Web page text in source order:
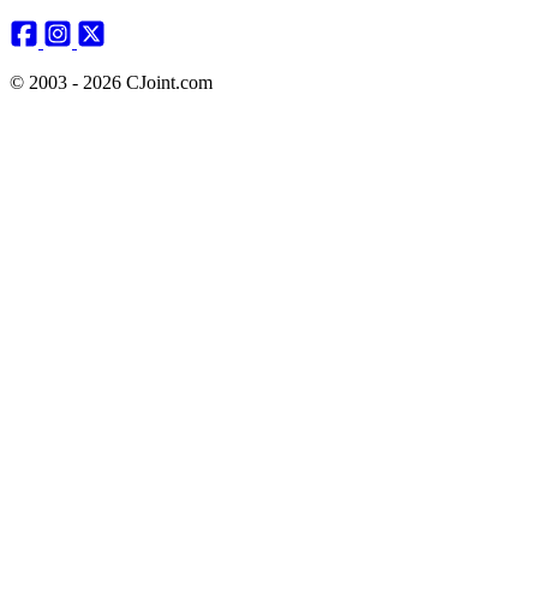
© 2003 - 2026 CJoint.com